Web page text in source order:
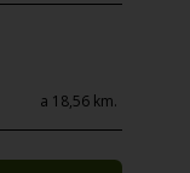
a 18,56 km.